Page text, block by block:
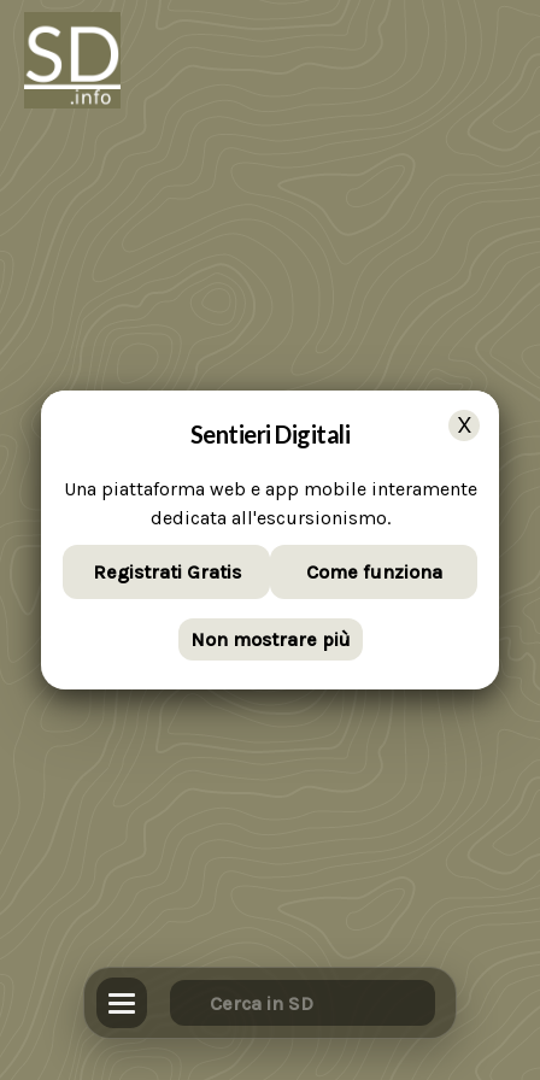
Sentieri Digitali
Una piattaforma web e app mobile interamente
dedicata all'escursionismo.
Registrati Gratis Come funziona
Non mostrare più